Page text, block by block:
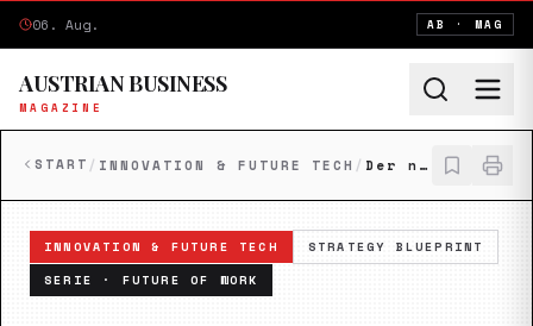
06. Aug. AB · MAG
AUSTRIAN BUSINESS
MAGAZINE
START / INNOVATION & FUTURE TECH / Der neue Kollege ist eine KI – Was HR jetzt tun muss
INNOVATION & FUTURE TECH
STRATEGY BLUEPRINT
SERIE · FUTURE OF WORK